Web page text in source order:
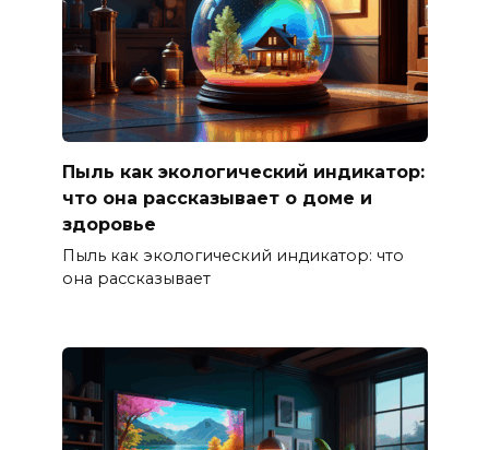
Пыль как экологический индикатор:
что она рассказывает о доме и
здоровье
Пыль как экологический индикатор: что
она рассказывает